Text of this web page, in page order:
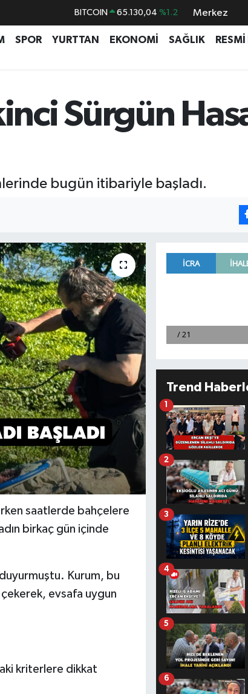
BITCOIN 65.130,04 %1.2
DOLAR 47,7106 %0.17
GRAM ALTIN 6618.49
BİST100 13.773
Merkez
SPOR YURTTAN EKONOMİ SAĞLIK
Sürgün
bugün itibariyle başladı.
saatlerde bahçelere
birkaç gün içinde
duyurmuştu. Kurum, bu
evsafa uygun
kriterlere dikkat
Trend
1
2
3
4
5
6